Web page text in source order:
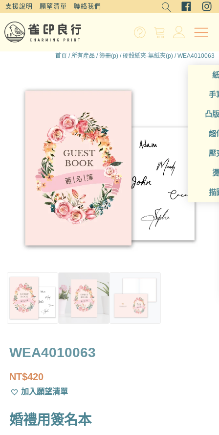
支援說明 願望清單 聯絡我們
手
凸
超
壓
描
首頁 /所有產品 /簿冊(p) /硬殼紙夾-無紙夾(p) / WEA4010063
WEA4010063
NT$420
加入願望清單
婚禮用簽名本